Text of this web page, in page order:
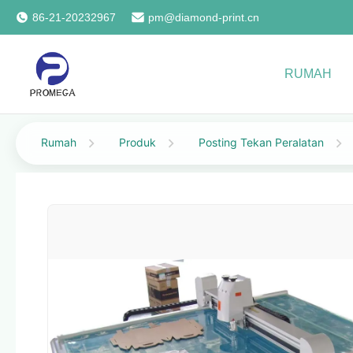
86-21-20232967 pm@diamond-print.cn
RUMAH
Rumah Produk Posting Tekan Peralatan